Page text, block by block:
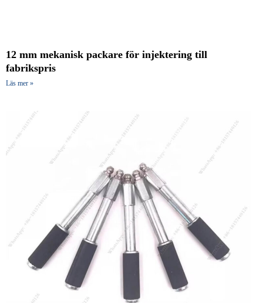
12 mm mekanisk packare för injektering till
fabrikspris
Läs mer »